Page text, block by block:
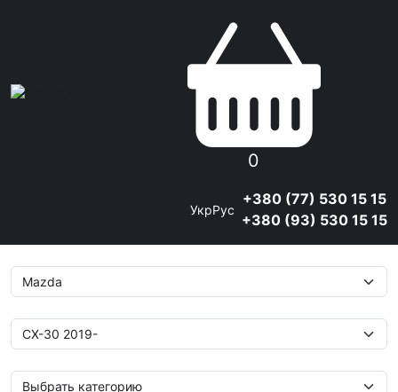
0
УкрРус
+380 (77) 530 15 15
+380 (93) 530 15 15